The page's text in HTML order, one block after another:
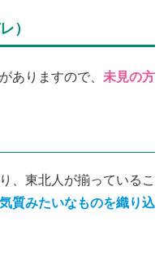
）
ありますので、 未見の方
、東北人が揃っているこ
質みたいなものを織り込